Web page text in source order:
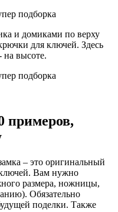
и домиками по верху
для ключей. Здесь
на высоте.
– это оригинальный
ключей. Вам нужно
размера, ножницы,
Обязательно
поделки. Также